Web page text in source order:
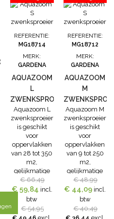
waterkraan
met 26,5 mm
(G 3/4") en
33,3 mm (G 1")
draad Inhoud
startset: • 1 x
G18202...
REFERENTIE:
MG18714
MERK:
GARDENA
AQUAZOOM
L
ZWENKSPROEIER
Aquazoom L
zwenksproeier
is geschikt
voor
oppervlakken
van 28 tot 350
m2,
gelijkmatige
en
nauwkeurige
bewatering
zonder
plasvorming.
€ 66,49
€ 59,84 incl.
btw
€ 54,95
REFERENTIE:
MG18712
MERK:
GARDENA
AQUAZOOM
M
Aquazoom M
zwenksproeier
is geschikt
voor
oppervlakken
van 9 tot 250
m2,
gelijkmatige
en
nauwkeurige
bewatering
zonder
plasvorming.
€ 48,99
€ 44,09 incl.
btw
€ 40,49